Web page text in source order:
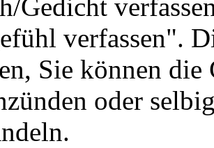
Gedicht
verfassen".
Sie können die
oder